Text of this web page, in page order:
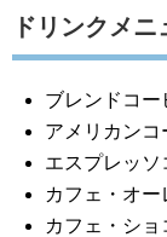
ドリンクメニ
ブレンドコー
アメリカンコ
エスプレッソ
カフェ・オー
カフェ・ショ